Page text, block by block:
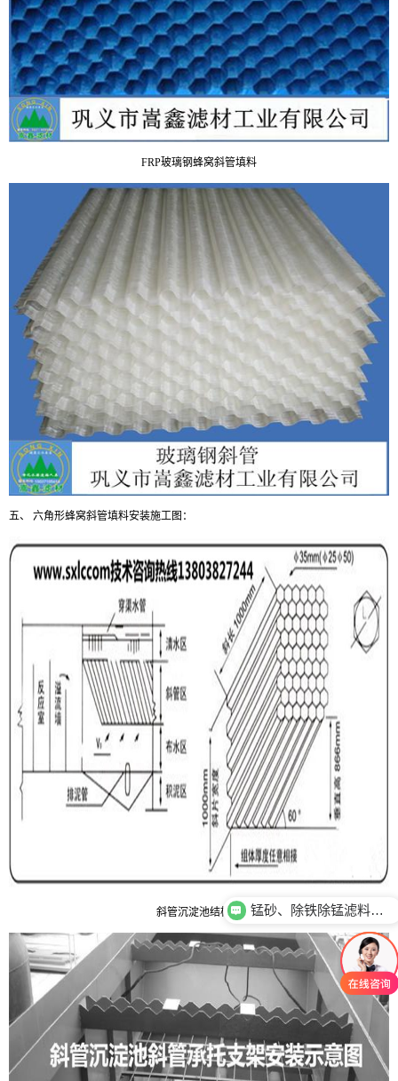
FRP玻璃钢蜂窝斜管填料
五、 六角形蜂窝斜管填料安装施工图 ：
斜管沉淀池结构图
锰砂、除铁除锰滤料性能用途有哪些？
斜管、斜管填料性能用途有哪些？